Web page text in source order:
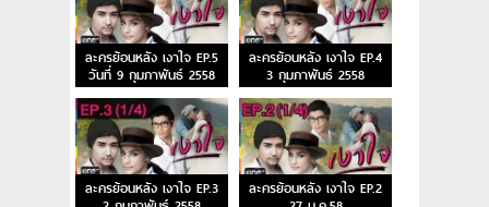
ละครย้อนหลัง เงาใจ EP.5
วันที่ 9 กุมภาพันธ์ 2558
ละครย้อนหลัง เงาใจ EP.4
3 กุมภาพันธ์ 2558
ละครย้อนหลัง เงาใจ EP.3
ละครย้อนหลัง เงาใจ EP.2